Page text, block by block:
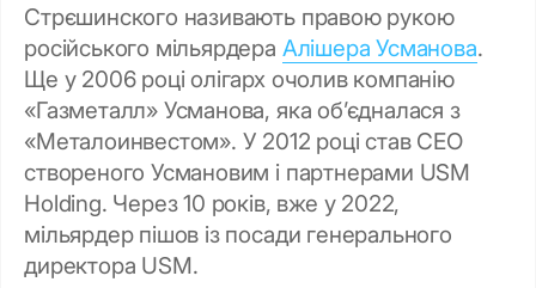
Стрєшинского називають правою рукою
російського мільярдера Алішера Усманова.
Ще у 2006 році олігарх очолив компанію
«Газметалл» Усманова, яка об’єдналася з
«Металоинвестом». У 2012 році став CEO
створеного Усмановим і партнерами USM
Holding. Через 10 років, вже у 2022,
мільярдер пішов із посади генерального
директора USM.